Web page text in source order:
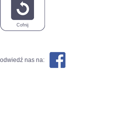
Cofnij
odwiedź nas na: